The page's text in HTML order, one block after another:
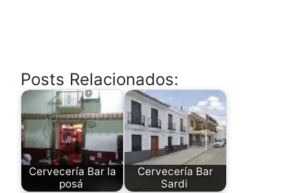
Posts Relacionados:
Cervecería Bar la
posá
Cervecería Bar
Sardi